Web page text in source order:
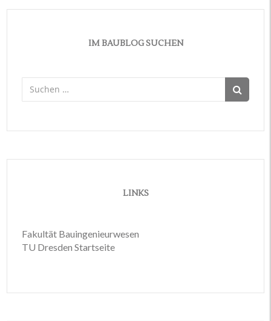
IM BAUBLOG SUCHEN
Suchen
nach:
LINKS
Fakultät Bauingenieurwesen
TU Dresden Startseite